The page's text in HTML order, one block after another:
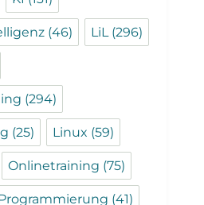
(46) LiL (296)
(294)
(25) Linux (59)
Onlinetraining (75)
(41)